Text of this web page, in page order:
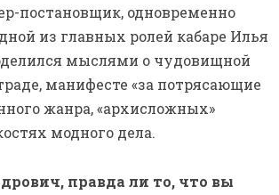
постановщик, одновременно
из главных ролей кабаре Илья
мыслями о чудовищной
манифесте «за потрясающие
жанра, «архисложных»
модного дела.
правда ли то, что вы